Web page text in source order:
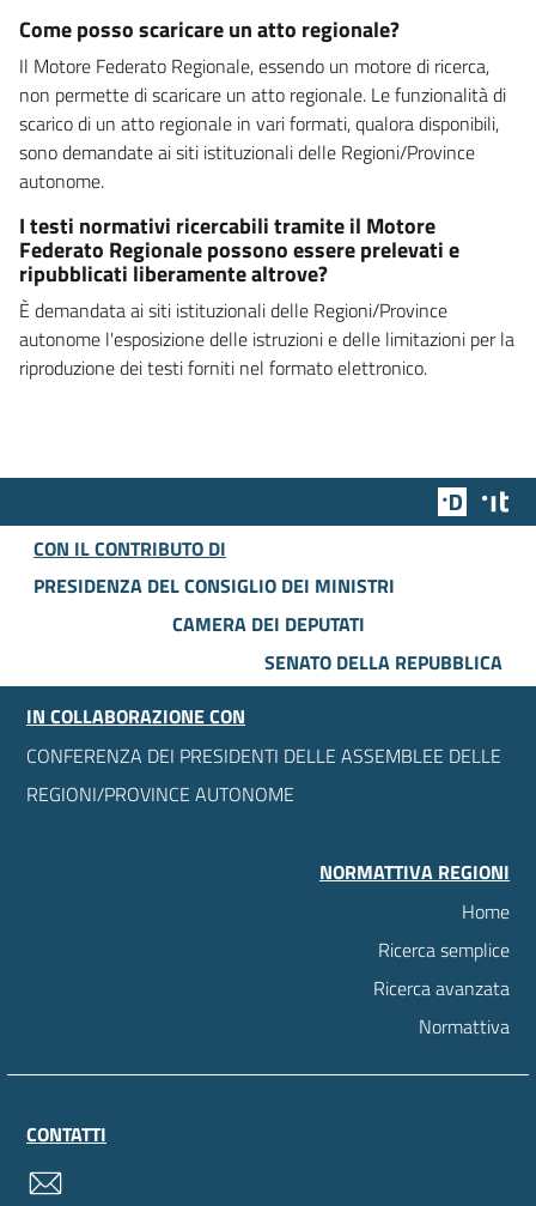
Come posso scaricare un atto regionale?
Il Motore Federato Regionale, essendo un motore di ricerca,
non permette di scaricare un atto regionale. Le funzionalità di
scarico di un atto regionale in vari formati, qualora disponibili,
sono demandate ai siti istituzionali delle Regioni/Province
autonome.
I testi normativi ricercabili tramite il Motore
Federato Regionale possono essere prelevati e
ripubblicati liberamente altrove?
È demandata ai siti istituzionali delle Regioni/Province
autonome l'esposizione delle istruzioni e delle limitazioni per la
riproduzione dei testi forniti nel formato elettronico.
Team
CON IL CONTRIBUTO DI
PRESIDENZA DEL CONSIGLIO DEI MINISTRI
CAMERA DEI DEPUTATI
SENATO DELLA REPUBBLICA
IN COLLABORAZIONE CON
CONFERENZA DEI PRESIDENTI DELLE ASSEMBLEE DELLE
REGIONI/PROVINCE AUTONOME
NORMATTIVA REGIONI
Home
Ricerca semplice
Ricerca avanzata
Normattiva
CONTATTI